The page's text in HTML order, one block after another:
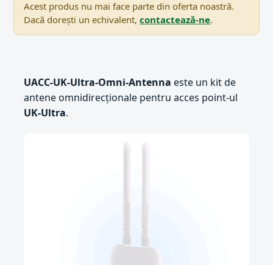
Acest produs nu mai face parte din oferta noastră.
Dacă dorești un echivalent, contactează-ne.
UACC-UK-Ultra-Omni-Antenna este un kit de
antene omnidirecționale pentru acces point-ul
UK-Ultra.